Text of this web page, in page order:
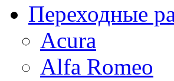
Переходные
Acura
Alfa Romeo